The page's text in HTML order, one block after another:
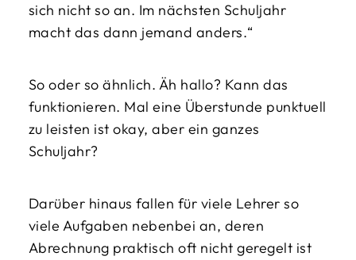
sich nicht so an. Im nächsten Schuljahr
macht das dann jemand anders.“
So oder so ähnlich. Äh hallo? Kann das
funktionieren. Mal eine Überstunde punktuell
zu leisten ist okay, aber ein ganzes
Schuljahr?
Darüber hinaus fallen für viele Lehrer so
viele Aufgaben nebenbei an, deren
Abrechnung praktisch oft nicht geregelt ist